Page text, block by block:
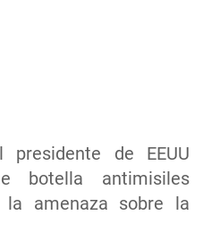
de EEUU
botella antimisiles
la amenaza sobre la